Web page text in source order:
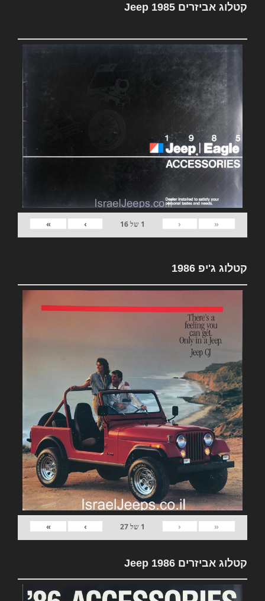
קטלוג אביזרים Jeep 1985
«
‹
1 של16
›
»
קטלוג ג'יפ 1986
«
‹
1 של27
›
»
קטלוג אביזרים Jeep 1986